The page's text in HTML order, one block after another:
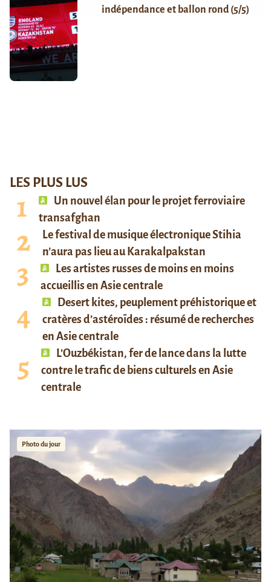
indépendance et ballon rond (5/5)
LES PLUS LUS
Un nouvel élan pour le projet ferroviaire
transafghan
Le festival de musique électronique Stihia
n’aura pas lieu au Karakalpakstan
Les artistes russes de moins en moins
accueillis en Asie centrale
Desert kites, peuplement préhistorique et
cratères d’astéroïdes : résumé de recherches
en Asie centrale
L’Ouzbékistan, fer de lance dans la lutte
contre le trafic de biens culturels en Asie
centrale
Photo du jour